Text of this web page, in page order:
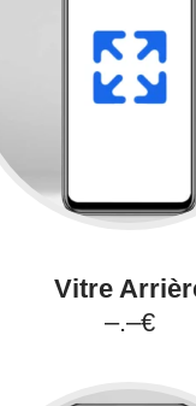
Vitre
–.–€